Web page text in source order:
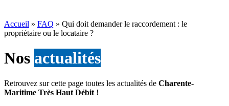
Accueil » FAQ » Qui doit demander le raccordement : le
propriétaire ou le locataire ?
Nos actualités
Retrouvez sur cette page toutes les actualités de Charente-
Maritime Très Haut Débit !